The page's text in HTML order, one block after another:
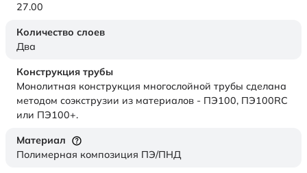
27.00
Количество слоев
Два
Конструкция трубы
Монолитная конструкция многослойной трубы сделана
методом соэкструзии из материалов - ПЭ100, ПЭ100RC
или ПЭ100+.
Материал
Полимерная композиция ПЭ/ПНД